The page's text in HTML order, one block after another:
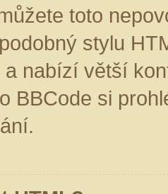
toto
stylu
nabízí větší
BBCode si